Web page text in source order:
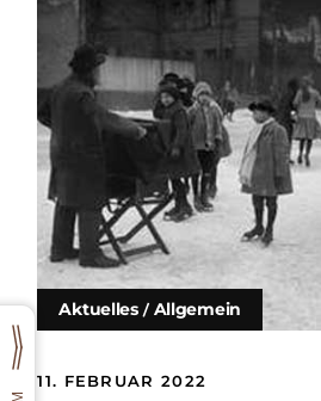
Aktuelles Allgemein
11. FEBRUAR 2022